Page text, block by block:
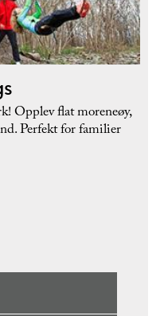
Opplev flat moreneøy,
Perfekt for familier